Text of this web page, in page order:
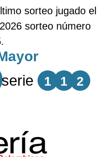
sorteo jugado el
sorteo número
serie 1 1 2